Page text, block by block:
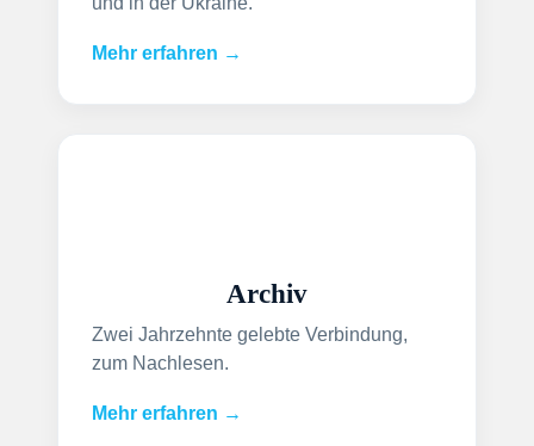
Mehr erfahren →
Archiv
Zwei Jahrzehnte gelebte Verbindung,
zum Nachlesen.
Mehr erfahren →